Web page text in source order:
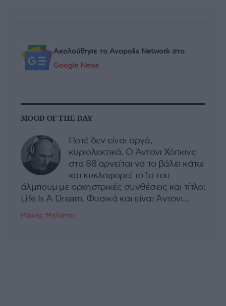
Ακολούθησε το Avopolis Network στο
Google News
MOOD OF THE DAY
Ποτέ δεν είναι αργά,
κυριολεκτικά. Ο Άντονι Χόπκινς
στα 88 αρνείται να το βάλει κάτω
και κυκλοφορεί το 1ο του
άλμπουμ με ορχηστρικές συνθέσεις και τίτλο:
Life Is A Dream. Φυσικά και είναι Άντονι...
Μάκης Μηλάτος